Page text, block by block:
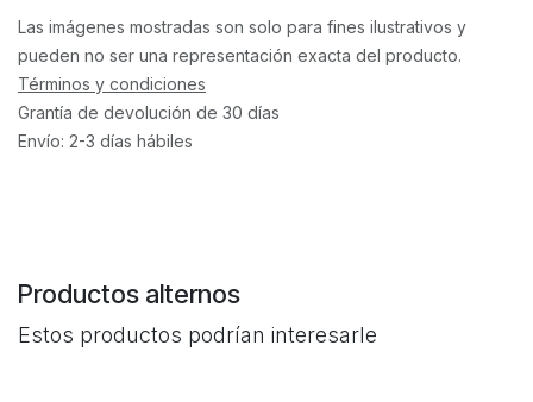
Las imágenes mostradas son solo para fines ilustrativos y
pueden no ser una representación exacta del producto.
Términos y condiciones
Grantía de devolución de 30 días
Envío: 2-3 días hábiles
Productos alternos
Estos productos podrían interesarle